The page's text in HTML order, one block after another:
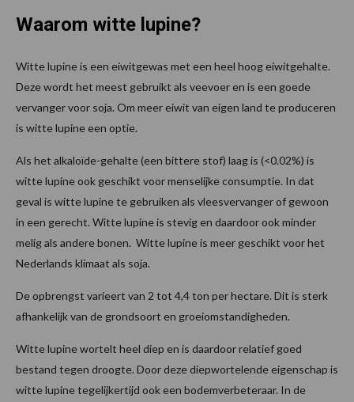
Waarom witte lupine?
Witte lupine is een eiwitgewas met een heel hoog eiwitgehalte.
Deze wordt het meest gebruikt als veevoer en is een goede
vervanger voor soja. Om meer eiwit van eigen land te produceren
is witte lupine een optie.
Als het alkaloïde-gehalte (een bittere stof) laag is (<0.02%) is
witte lupine ook geschikt voor menselijke consumptie. In dat
geval is witte lupine te gebruiken als vleesvervanger of gewoon
in een gerecht. Witte lupine is stevig en daardoor ook minder
melig als andere bonen. Witte lupine is meer geschikt voor het
Nederlands klimaat als soja.
De opbrengst varieert van 2 tot 4,4 ton per hectare. Dit is sterk
afhankelijk van de grondsoort en groeiomstandigheden.
Witte lupine wortelt heel diep en is daardoor relatief goed
bestand tegen droogte. Door deze diepwortelende eigenschap is
witte lupine tegelijkertijd ook een bodemverbeteraar. In de